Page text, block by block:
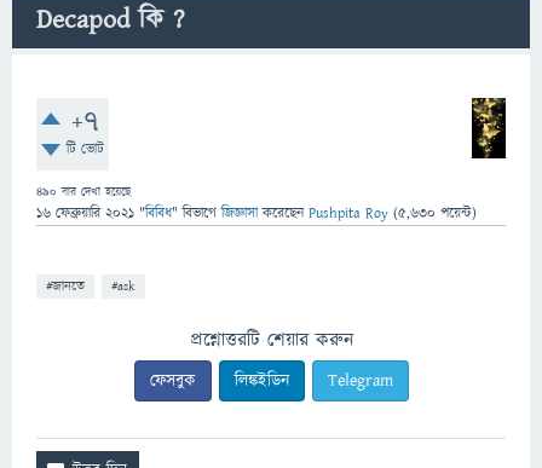
Decapod কি ?
+7
টি ভোট
490 বার দেখা হয়েছে
16 ফেব্রুয়ারি 2021 "বিবিধ" বিভাগে জিজ্ঞাসাকরেছেনPushpita Roy (5,630 পয়েন্ট)
#জানতে #ask
প্রশ্নোত্তরটি শেয়ার করুন
ফেসবুক লিঙ্কইডিন Telegram